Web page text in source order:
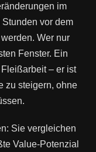
im
vor dem
Wer nur
Fenster. Ein
– er ist
zu steigern, ohne
Sie vergleichen
Value-Potenzial